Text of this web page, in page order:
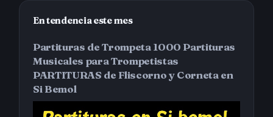
En tendencia este mes
Partituras de Trompeta 1000 Partituras
Musicales para Trompetistas
PARTITURAS de Fliscorno y Corneta en
Si Bemol